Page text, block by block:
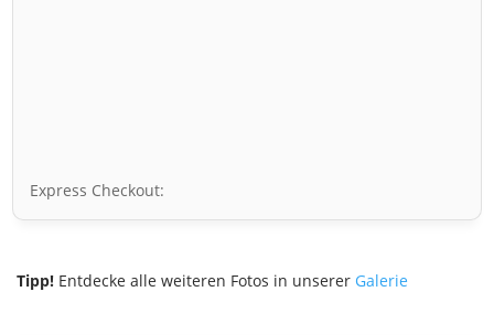
Express Checkout:
Tipp! Entdecke alle weiteren Fotos in unserer Galerie